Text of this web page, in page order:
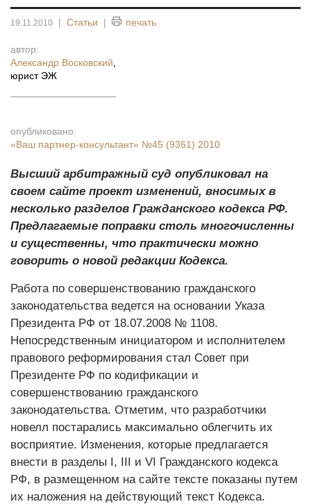
19.11.2010 | Статьи | печать
автор:
Александр Восковский
юрист ЭЖ
опубликовано:
«Ваш партнер-консультант» №45 (9361) 2010
Высший арбитражный суд опубликовал на
своем сайте проект изменений, вносимых в
несколько разделов Гражданского кодекса РФ.
Предлагаемые поправки столь многочисленны
и существенны, что практически можно
говорить о новой редакции Кодекса.
Работа по совершенствованию гражданского
законодательства ведется на основании Указа
Президента РФ от 18.07.2008 № 1108.
Непосредственным инициатором и исполнителем
правового реформирования стал Совет при
Президенте РФ по кодификации и
совершенствованию гражданского
законодательства. Отметим, что разработчики
новелл постарались максимально облегчить их
восприятие. Изменения, которые предлагается
внести в разделы I, III и VI Гражданского кодекса
РФ, в размещенном на сайте тексте показаны путем
их наложения на действующий текст Кодекса.